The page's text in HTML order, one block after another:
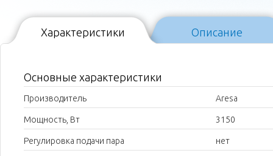
Характеристики Описание
Основные характеристики
Производитель Aresa
Мощность, Вт 3150
Регулировка подачи пара нет